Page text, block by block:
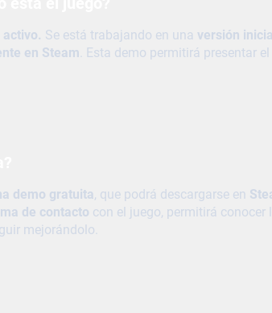
Se está trabajando en una versión inicial
en Steam . Esta demo permitirá presentar
demo gratuita, que podrá descargarse en
de contacto con el juego, permitirá conocer
mejorándolo.